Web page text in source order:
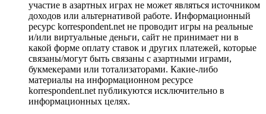
участие в азартных играх не может являться источником
доходов или альтернативой работе. Информационный
ресурс korrespondent.net не проводит игры на реальные
и/или виртуальные деньги, сайт не принимает ни в
какой форме оплату ставок и других платежей, которые
связаны/могут быть связаны с азартными играми,
букмекерами или тотализаторами. Какие-либо
материалы на информационном ресурсе
korrespondent.net публикуются исключительно в
информационных целях.